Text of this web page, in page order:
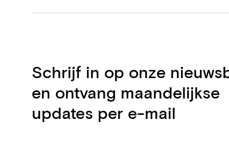
Schrijf in op onze
en ontvang maandelijkse
updates per e-mail